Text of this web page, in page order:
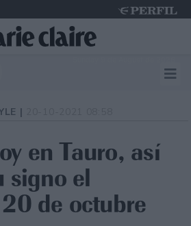
|
en Tauro, así
signo el
de octubre